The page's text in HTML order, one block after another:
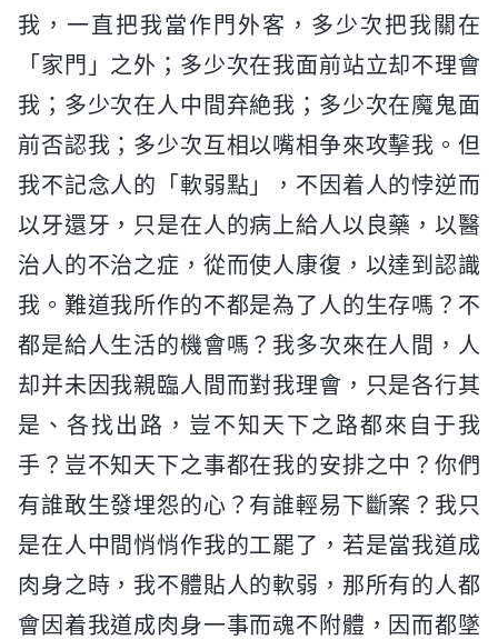
我，一直把我當作門外客，多少次把我關在
「家門」之外；多少次在我面前站立却不理會
我；多少次在人中間弃絶我；多少次在魔鬼面
前否認我；多少次互相以嘴相争來攻擊我。但
我不記念人的「軟弱點」，不因着人的悖逆而
以牙還牙，只是在人的病上給人以良藥，以醫
治人的不治之症，從而使人康復，以達到認識
我。難道我所作的不都是為了人的生存嗎？不
都是給人生活的機會嗎？我多次來在人間，人
却并未因我親臨人間而對我理會，只是各行其
是、各找出路，豈不知天下之路都來自于我
手？豈不知天下之事都在我的安排之中？你們
有誰敢生發埋怨的心？有誰輕易下斷案？我只
是在人中間悄悄作我的工罷了，若是當我道成
肉身之時，我不體貼人的軟弱，那所有的人都
會因着我道成肉身一事而魂不附體，因而都墜